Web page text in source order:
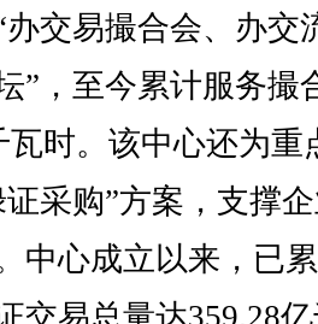
交易撮合会、办交
”，至今累计服务撮
瓦时。该中心还为重
采购”方案，支撑
中心成立以来，已